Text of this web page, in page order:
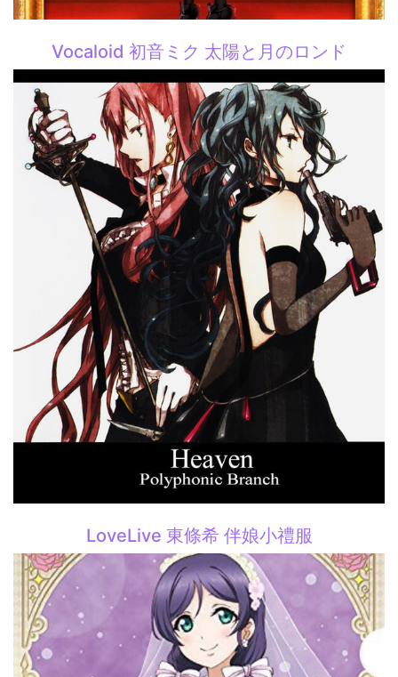
Vocaloid 初音ミク 太陽と月のロンド
LoveLive 東條希 伴娘小禮服